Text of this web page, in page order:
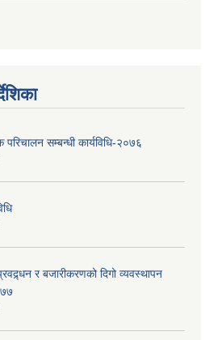
परिचालन सम्बन्धी कार्यविधि-२०७६
र बजारीकरणको दिगो व्यवस्थापन